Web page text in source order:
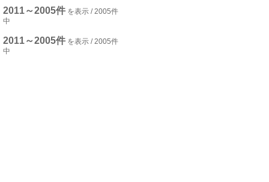
2011～2005件 を表示 / 2005件
中
2011～2005件 を表示 / 2005件
中